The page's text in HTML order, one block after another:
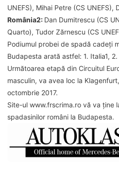
UNEFS), Mihai Petre (CS UNEFS),
România2: Dan Dumitrescu (CS
Quarto), Tudor Zărnescu (CS
Podiumul probei de spadă cadeți
Budapesta arată astfel: 1. Italia1,
Următoarea etapă din Circuitul
masculin, va avea loc la
octombrie 2017.
Site-ul www.frscrima.ro vă va ține
spadasinilor români la Budapesta.